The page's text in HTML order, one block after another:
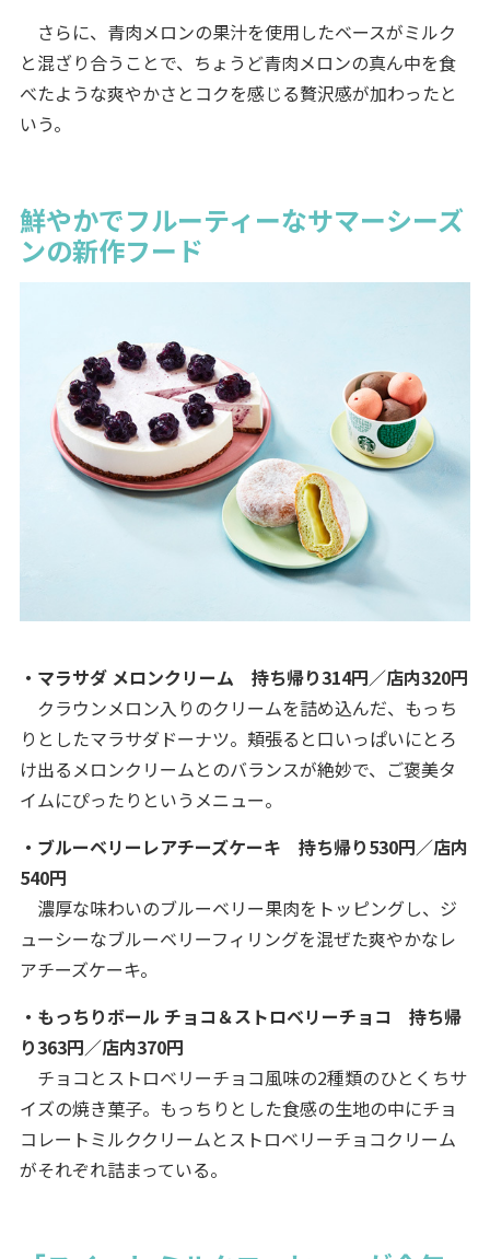
さらに、青肉メロンの果汁を使用したベースがミルク
と混ざり合うことで、ちょうど青肉メロンの真ん中を食
べたような爽やかさとコクを感じる贅沢感が加わったと
いう。
鮮やかでフルーティーなサマーシーズ
ンの新作フード
・マラサダ メロンクリーム 持ち帰り314円／店内320円
クラウンメロン入りのクリームを詰め込んだ、もっち
りとしたマラサダドーナツ。頬張ると口いっぱいにとろ
け出るメロンクリームとのバランスが絶妙で、ご褒美タ
イムにぴったりというメニュー。
・ブルーベリーレアチーズケーキ 持ち帰り530円／店内
540円
濃厚な味わいのブルーベリー果肉をトッピングし、ジ
ューシーなブルーベリーフィリングを混ぜた爽やかなレ
アチーズケーキ。
・もっちりボール チョコ＆ストロベリーチョコ 持ち帰
り363円／店内370円
チョコとストロベリーチョコ風味の2種類のひとくちサ
イズの焼き菓子。もっちりとした食感の生地の中にチョ
コレートミルククリームとストロベリーチョコクリーム
がそれぞれ詰まっている。